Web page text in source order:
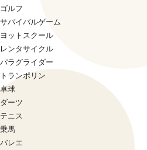
ゴルフ
サバイバルゲーム
ヨットスクール
レンタサイクル
パラグライダー
トランポリン
卓球
ダーツ
テニス
乗馬
バレエ